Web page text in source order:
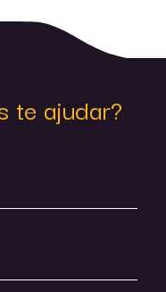
te ajudar?